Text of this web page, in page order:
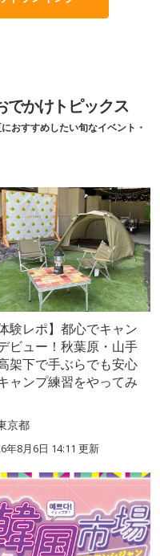
でかけトピックス
おすすめしたい旬なイベント・
体験レポ】都心でキャン
ビュー！秋葉原・山手
架下で手ぶらでも安心
ャンプ練習をやってみ
京都
年8月6日 14:11 更新